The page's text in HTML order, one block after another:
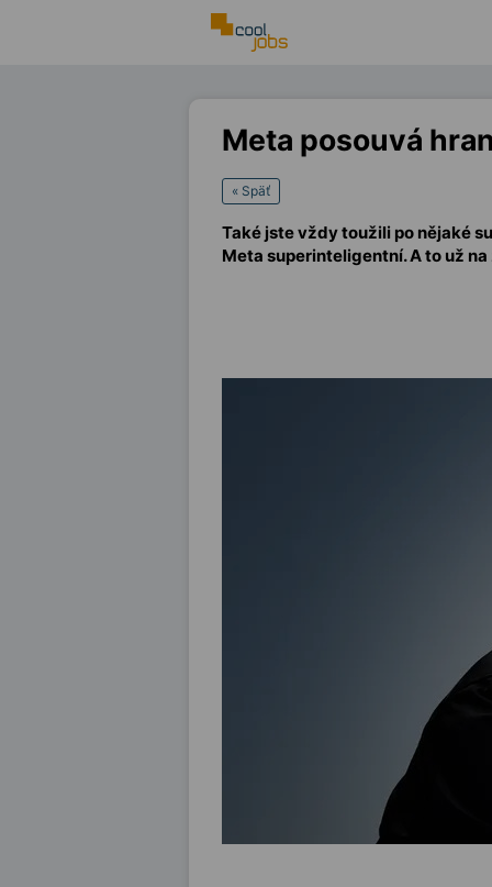
Meta posouvá
« Späť
Také jste vždy toužili po nějaké
Meta superinteligentní. A to už